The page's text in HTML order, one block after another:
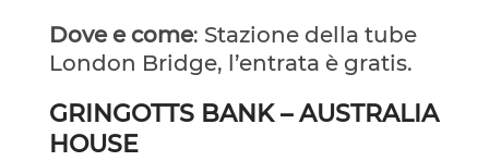
Dove e come: Stazione della tube
London Bridge, l’entrata è gratis.
GRINGOTTS BANK – AUSTRALIA
HOUSE